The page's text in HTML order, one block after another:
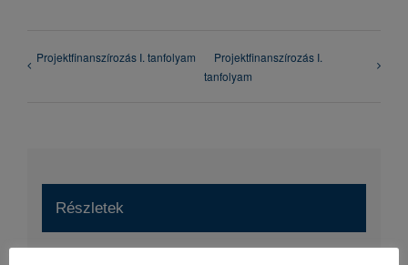
Projektfinanszírozás I. tanfolyam
Projektfinanszírozás I.
tanfolyam
Részletek